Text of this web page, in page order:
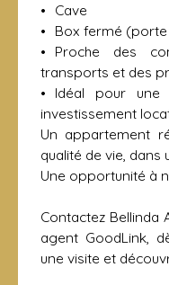
Cave
Box fermé
Proche des
transports et des
Idéal pour une
investissement
Un appartement
qualité de vie, dans
Une opportunité à
Contactez Bellinda
agent GoodLink,
une visite et